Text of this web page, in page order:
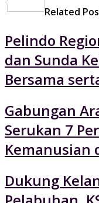
Related
Pelindo
dan Sunda
Bersama
Gabungan
Serukan 7
Kemanusian
Dukung